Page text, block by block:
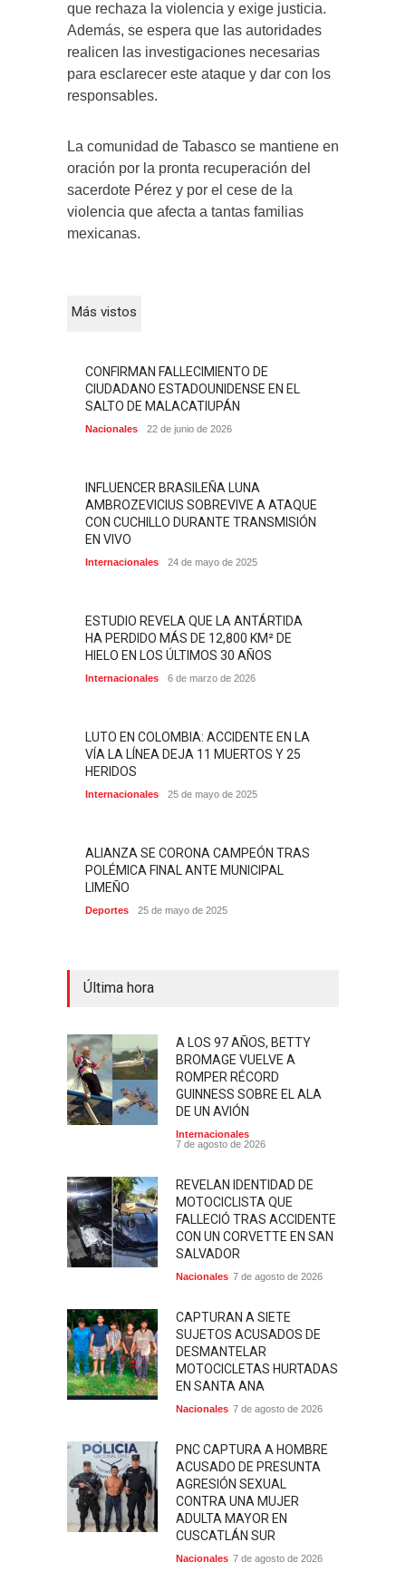
que rechaza la violencia y exige justicia.
Además, se espera que las autoridades
realicen las investigaciones necesarias
para esclarecer este ataque y dar con los
responsables.
La comunidad de Tabasco se mantiene en
oración por la pronta recuperación del
sacerdote Pérez y por el cese de la
violencia que afecta a tantas familias
mexicanas.
Más vistos
CONFIRMAN FALLECIMIENTO DE
CIUDADANO ESTADOUNIDENSE EN EL
SALTO DE MALACATIUPÁN
Nacionales 22 de junio de 2026
INFLUENCER BRASILEÑA LUNA
AMBROZEVICIUS SOBREVIVE A ATAQUE
CON CUCHILLO DURANTE TRANSMISIÓN
EN VIVO
Internacionales 24 de mayo de 2025
ESTUDIO REVELA QUE LA ANTÁRTIDA
HA PERDIDO MÁS DE 12,800 KM² DE
HIELO EN LOS ÚLTIMOS 30 AÑOS
Internacionales 6 de marzo de 2026
LUTO EN COLOMBIA: ACCIDENTE EN LA
VÍA LA LÍNEA DEJA 11 MUERTOS Y 25
HERIDOS
Internacionales 25 de mayo de 2025
ALIANZA SE CORONA CAMPEÓN TRAS
POLÉMICA FINAL ANTE MUNICIPAL
LIMEÑO
Deportes 25 de mayo de 2025
Última hora
A LOS 97 AÑOS, BETTY
BROMAGE VUELVE A
ROMPER RÉCORD
GUINNESS SOBRE EL ALA
DE UN AVIÓN
Internacionales
7 de agosto de 2026
REVELAN IDENTIDAD DE
MOTOCICLISTA QUE
FALLECIÓ TRAS ACCIDENTE
CON UN CORVETTE EN SAN
SALVADOR
Nacionales 7 de agosto de 2026
CAPTURAN A SIETE
SUJETOS ACUSADOS DE
DESMANTELAR
MOTOCICLETAS HURTADAS
EN SANTA ANA
Nacionales 7 de agosto de 2026
PNC CAPTURA A HOMBRE
ACUSADO DE PRESUNTA
AGRESIÓN SEXUAL
CONTRA UNA MUJER
ADULTA MAYOR EN
CUSCATLÁN SUR
Nacionales 7 de agosto de 2026